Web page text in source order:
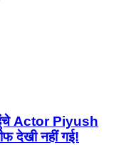
Actor Piyush
देखी नहीं गई!